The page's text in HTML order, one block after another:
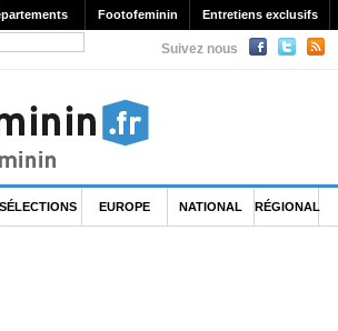
Footofeminin Entretiens exclusifs
Suivez nous
SÉLECTIONS EUROPE NATIONAL RÉGIONAL